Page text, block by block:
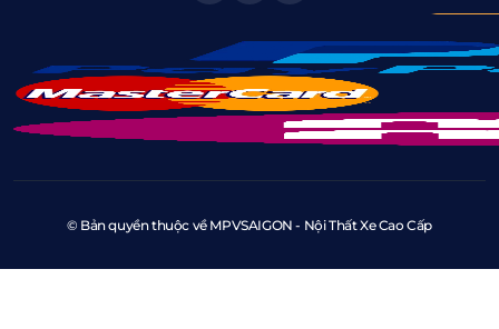
© Bản quyền thuộc về MPVSAIGON - Nội Thất Xe Cao Cấp